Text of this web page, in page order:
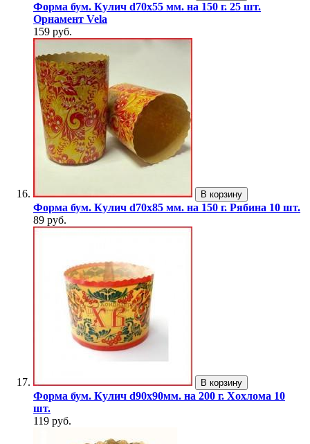
Форма бум. Кулич d70х55 мм. на 150 г. 25 шт.
Орнамент Vela
159 руб.
В корзину
Форма бум. Кулич d70х85 мм. на 150 г. Рябина 10 шт.
89 руб.
В корзину
Форма бум. Кулич d90х90мм. на 200 г. Хохлома 10
шт.
119 руб.